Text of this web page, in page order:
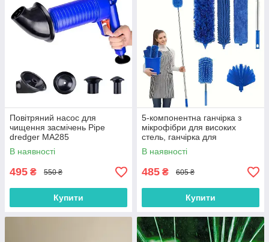
Повітряний насос для
чищення засмічень Pipe
dredger MA285
В наявності
495 ₴ 550 ₴
Купити
5-компонентна ганчірка з
мікрофібри для високих
стель, ганчірка для
прибирання павутини
вентилятора, набір
В наявності
485 ₴ 605 ₴
Купити